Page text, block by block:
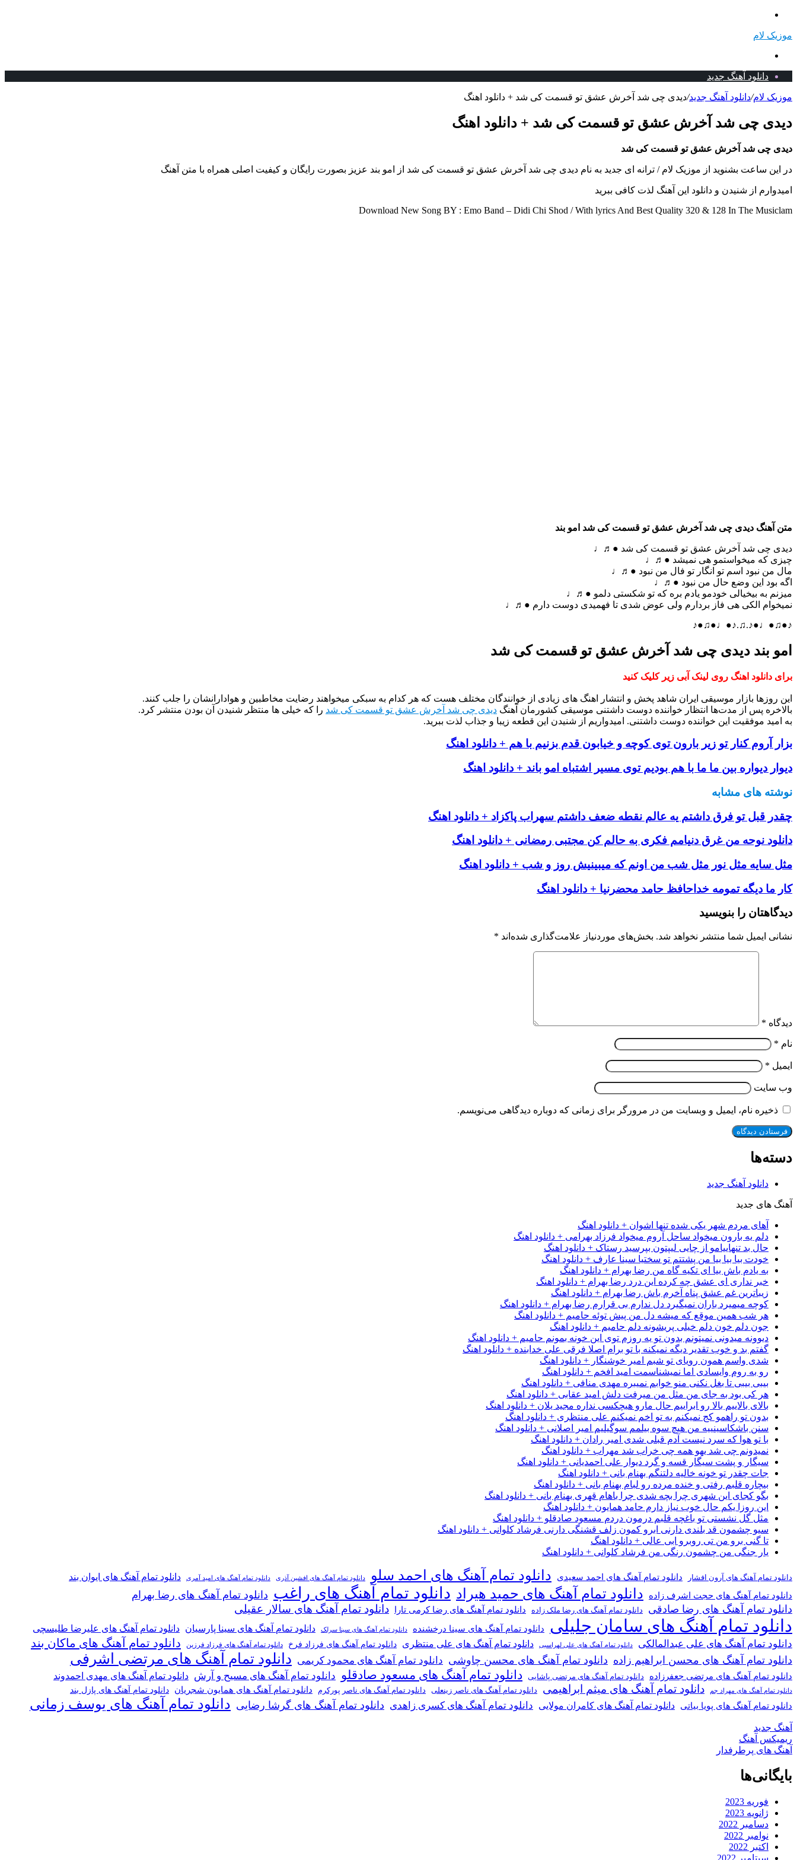
موزیک لام
دانلود آهنگ جدید
موزیک لام/دانلود آهنگ جدید/دیدی چی شد آخرش عشق تو قسمت کی شد + دانلود اهنگ
دیدی چی شد آخرش عشق تو قسمت کی شد + دانلود اهنگ
دیدی چی شد آخرش عشق تو قسمت کی شد
در این ساعت بشنوید از موزیک لام / ترانه ای جدید به نام دیدی چی شد آخرش عشق تو قسمت کی شد از امو بند عزیز بصورت رایگان و کیفیت اصلی همراه با متن آهنگ
امیدوارم از شنیدن و دانلود این آهنگ لذت کافی ببرید
Download New Song BY : Emo Band – Didi Chi Shod / With lyrics And Best Quality 320 & 128 In The Musiclam
متن آهنگ دیدی چی شد آخرش عشق تو قسمت کی شد امو بند
دیدی چی شد آخرش عشق تو قسمت کی شد ●♬♩
چیزی که میخواستمو هی نمیشد ●♬♩
مال من نبود اسم تو انگار تو فال من نبود ●♬♩
اگه بود این وضع حال من نبود ●♬♩
میزنم به بیخیالی خودمو یادم بره که تو شکستی دلمو ●♬♩
نمیخوام الکی هی فاز بردارم ولی عوض شدی تا فهمیدی دوست دارم ●♬♩
♪●♫●♩●♪.♫.♪●♩●♫●♪
امو بند دیدی چی شد آخرش عشق تو قسمت کی شد
برای دانلود اهنگ روی لینک آبی زیر کلیک کنید
این روزها بازار موسیقی ایران شاهد پخش و انتشار اهنگ های زیادی از خوانندگان مختلف هست که هر کدام به سبکی میخواهند رضایت مخاطبین و هوادارانشان را جلب کنند.
بالاخره پس از مدت‌ها انتظار خواننده دوست داشتنی موسیقی کشورمان آهنگ دیدی چی شد آخرش عشق تو قسمت کی شد را که خیلی ها منتظر شنیدن آن بودن منتشر کرد.
به امید موفقیت این خواننده دوست داشتنی. امیدواریم از شنیدن این قطعه زیبا و جذاب لذت ببرید.
بزار آروم کنار تو زیر بارون توی کوچه و خیابون قدم بزنیم با هم + دانلود اهنگ
دیوار دیواره بین ما ما با هم بودیم توی مسیر اشتباه امو باند + دانلود اهنگ
نوشته های مشابه
چقدر قبل تو فرق داشتم يه عالم نقطه ضعف داشتم سهراب پاکزاد + دانلود اهنگ
دانلود نوحه من غرق دنیامم فکری به حالم کن مجتبی رمضانی + دانلود اهنگ
مثل سایه مثل نور مثل شب من اونم که میبینیش روز و شب + دانلود اهنگ
کار ما دیگه تمومه خداحافظ حامد محضرنیا + دانلود اهنگ
دیدگاهتان را بنویسید
نشانی ایمیل شما منتشر نخواهد شد. بخش‌های موردنیاز علامت‌گذاری شده‌اند *
دیدگاه *
نام *
ایمیل *
وب‌ سایت
ذخیره نام، ایمیل و وبسایت من در مرورگر برای زمانی که دوباره دیدگاهی می‌نویسم.
دسته‌ها
دانلود آهنگ جدید
آهنگ های جدید
آهای مردم شهر یکی شده تنها اشوان + دانلود اهنگ
دلم یه بارون میخواد ساحل آروم میخواد فرزاد بهرامی + دانلود اهنگ
حال بد تنهاییامو از چایی لیپتون بپرسید رستاک + دانلود اهنگ
خودت بیا بیا بیا من پشتتم تو سختیا سینا عارف + دانلود اهنگ
به یادم باش بیا ای تکیه گاه من رضا بهرام + دانلود اهنگ
خبر نداری ای عشق چه کرده این درد رضا بهرام + دانلود اهنگ
زیباترین غم عشق پناه آخرم باش رضا بهرام + دانلود اهنگ
کوچه میمیرد باران نمیگیرد دل ندارم بی قرارم رضا بهرام + دانلود اهنگ
هر شب همین موقع که میشه دل من پیش توئه حامیم + دانلود اهنگ
جون دلم خون دلم خیلی پریشونه دلم حامیم + دانلود اهنگ
دیوونه میدونی نمیتونم بدون تو یه روزم توی این خونه بمونم حامیم + دانلود اهنگ
گفتم بد و خوب تقدیر دیگه نمیکنه با تو برام اصلا فرقی علی خدابنده + دانلود اهنگ
شدی واسم همون رویای تو شبم امیر خوشنگار + دانلود اهنگ
رو به روم وایسادی اما نمیشناسمت امید افخم + دانلود اهنگ
بیبی بیبی تا بغل نکنی منو خوابم نمیبره مهدی منافی + دانلود اهنگ
هر کی بود به جای من مثل من میرفت دلش امید عقابی + دانلود اهنگ
بالای بالاییم بالا رو ابراییم حال مارو هیچکسی نداره مجید یلان + دانلود اهنگ
بدون تو راهمو کج نمیکنم به تو اخم نمیکنم علی منتظری + دانلود اهنگ
سنن باشکاسینییه من هیچ سوه بیلمم سوگیلیم امیر اصلانی + دانلود اهنگ
با تو هوا که سرد نیست آدم قبلی شدی امیر رادان + دانلود اهنگ
نمیدونم چی شد یهو همه چی خراب شد مهراب + دانلود اهنگ
سیگار و پشت سیگار قسه و گرد دیوار علی احمدیانی + دانلود اهنگ
جات چقدر تو خونه خالیه دلتنگم بهنام بانی + دانلود اهنگ
بیچاره قلبم رفتی و خنده مرده رو لبام بهنام بانی + دانلود اهنگ
بگو کجای این شهری چرا بچه شدی چرا باهام قهری بهنام بانی + دانلود اهنگ
این روزا یکم حال خوب نیاز دارم حامد همایون + دانلود اهنگ
مثل گل نشستی تو باغچه قلبم درمون دردم مسعود صادقلو + دانلود اهنگ
سیو چشمون قد بلندی دارنی ابرو کمون زلف قشنگی دارنی فرشاد کلوانی + دانلود اهنگ
تا گنی برو من تی روبرو ابی عالی + دانلود اهنگ
یار جنگی من چشمون رنگی من فرشاد کلوانی + دانلود اهنگ
دانلود تمام آهنگ های آرون افشار دانلود تمام آهنگ های احمد سعیدی دانلود تمام آهنگ های احمد سلو دانلود تمام آهنگ های افشین آذری دانلود تمام آهنگ های امید آمری دانلود تمام آهنگ های ایوان بند
دانلود تمام آهنگ های حجت اشرف زاده دانلود تمام آهنگ های حمید هیراد دانلود تمام آهنگ های راغب دانلود تمام آهنگ های رضا بهرام
دانلود تمام آهنگ های رضا صادقی
دانلود تمام آهنگ های رضا ملک زاده دانلود تمام آهنگ های رضا کرمی تارا دانلود تمام آهنگ های سالار عقیلی
دانلود تمام آهنگ های سامان جلیلی دانلود تمام آهنگ های سینا درخشنده دانلود تمام آهنگ های سینا سرلک دانلود تمام آهنگ های سینا پارسیان دانلود تمام آهنگ های علیرضا طلیسچی
دانلود تمام آهنگ های علی عبدالمالکی دانلود تمام آهنگ های علی لهراسبی دانلود تمام آهنگ های علی منتظری دانلود تمام آهنگ های فرزاد فرخ دانلود تمام آهنگ های فرزاد فرزین دانلود تمام آهنگ های ماکان بند
دانلود تمام آهنگ های محسن ابراهیم زاده دانلود تمام آهنگ های محسن چاوشی دانلود تمام آهنگ های محمود کریمی دانلود تمام آهنگ های مرتضی اشرفی
دانلود تمام آهنگ های مرتضی جعفرزاده دانلود تمام آهنگ های مرتضی پاشایی دانلود تمام آهنگ های مسعود صادقلو دانلود تمام آهنگ های مسیح و آرش دانلود تمام آهنگ های مهدی احمدوند
دانلود تمام آهنگ های مهراد جم دانلود تمام آهنگ های میثم ابراهیمی دانلود تمام آهنگ های ناصر زینعلی دانلود تمام آهنگ های ناصر پورکرم دانلود تمام آهنگ های همایون شجریان دانلود تمام آهنگ های پازل بند
دانلود تمام آهنگ های پویا بیاتی دانلود تمام آهنگ های کامران مولایی دانلود تمام آهنگ های کسری زاهدی دانلود تمام آهنگ های گرشا رضایی دانلود تمام آهنگ های یوسف زمانی
آهنگ جدید
ریمیکس آهنگ
آهنگ های پرطرفدار
بایگانی‌ها
فوریه 2023
ژانویه 2023
دسامبر 2022
نوامبر 2022
اکتبر 2022
سپتامبر 2022